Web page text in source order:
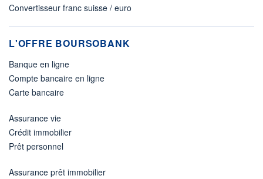
Convertisseur franc suisse / euro
L'OFFRE BOURSOBANK
Banque en ligne
Compte bancaire en ligne
Carte bancaire
Assurance vie
Crédit immobilier
Prêt personnel
Assurance prêt immobilier